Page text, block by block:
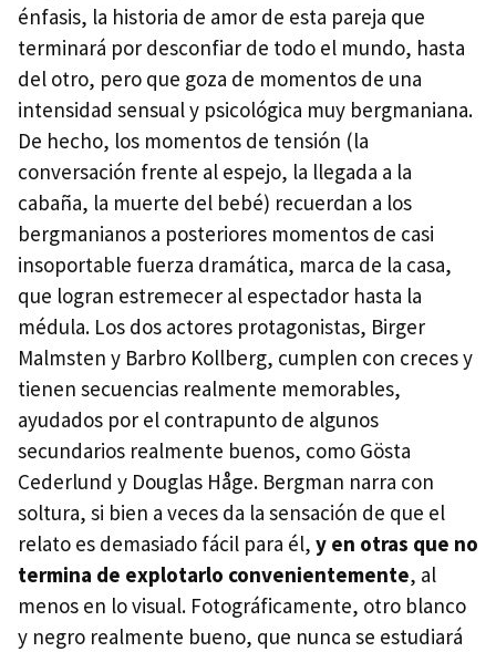
énfasis, la historia de amor de esta pareja que
terminará por desconfiar de todo el mundo, hasta
del otro, pero que goza de momentos de una
intensidad sensual y psicológica muy bergmaniana.
De hecho, los momentos de tensión (la
conversación frente al espejo, la llegada a la
cabaña, la muerte del bebé) recuerdan a los
bergmanianos a posteriores momentos de casi
insoportable fuerza dramática, marca de la casa,
que logran estremecer al espectador hasta la
médula. Los dos actores protagonistas, Birger
Malmsten y Barbro Kollberg, cumplen con creces y
tienen secuencias realmente memorables,
ayudados por el contrapunto de algunos
secundarios realmente buenos, como Gösta
Cederlund y Douglas Håge. Bergman narra con
soltura, si bien a veces da la sensación de que el
relato es demasiado fácil para él, y en otras que no
termina de explotarlo convenientemente, al
menos en lo visual. Fotográficamente, otro blanco
y negro realmente bueno, que nunca se estudiará